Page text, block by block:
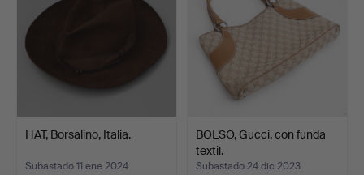
HAT, Borsalino, Italia.
Subastado 11 ene 2024
BOLSO, Gucci, con funda
textil.
Subastado 24 dic 2023